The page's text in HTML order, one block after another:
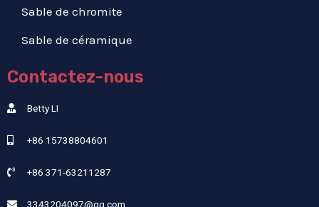
Sable de chromite
Sable de céramique
Contactez-nous
Betty LI
+86 15738804601
+86 371-63211287
3343204097@qq.com